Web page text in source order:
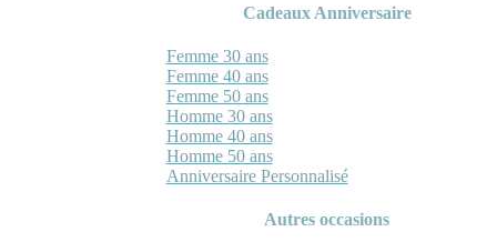
Cadeaux Anniversaire
Femme 30 ans
Femme 40 ans
Femme 50 ans
Homme 30 ans
Homme 40 ans
Homme 50 ans
Anniversaire Personnalisé
Autres occasions